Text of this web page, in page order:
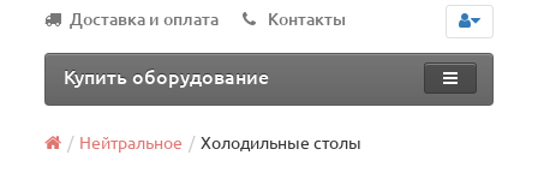
Доставка и оплата
Контакты
Купить оборудование
Нейтральное Холодильные столы